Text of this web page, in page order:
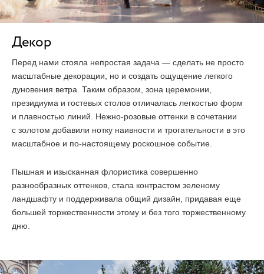
Декор
Перед нами стояла непростая задача — сделать не просто
масштабные декорации, но и создать ощущение легкого
дуновения ветра. Таким образом, зона церемонии,
президиума и гостевых столов отличалась легкостью форм
и плавностью линий. Нежно-розовые оттенки в сочетании
с золотом добавили нотку наивности и трогательности в это
масштабное и по-настоящему роскошное событие.
Пышная и изысканная флористика совершенно
разнообразных оттенков, стала контрастом зеленому
ландшафту и поддерживала общий дизайн, придавая еще
большей торжественности этому и без того торжественному
дню.